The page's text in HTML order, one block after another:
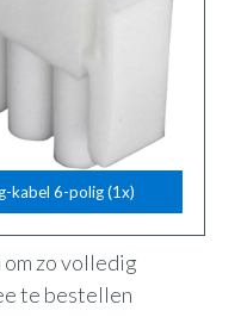
kabel 6-polig (1x)
zo volledig
te bestellen